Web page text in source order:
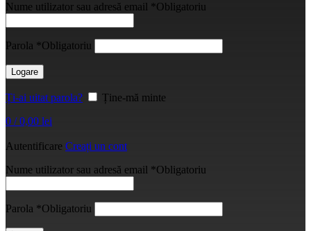
Nume utilizator sau adresă email *Obligatoriu
Parola *Obligatoriu
Logare
Ți-ai uitat parola?
Ține-mă minte
0 / 0,00 lei
Autentificare Creați un cont
Nume utilizator sau adresă email *Obligatoriu
Parola *Obligatoriu